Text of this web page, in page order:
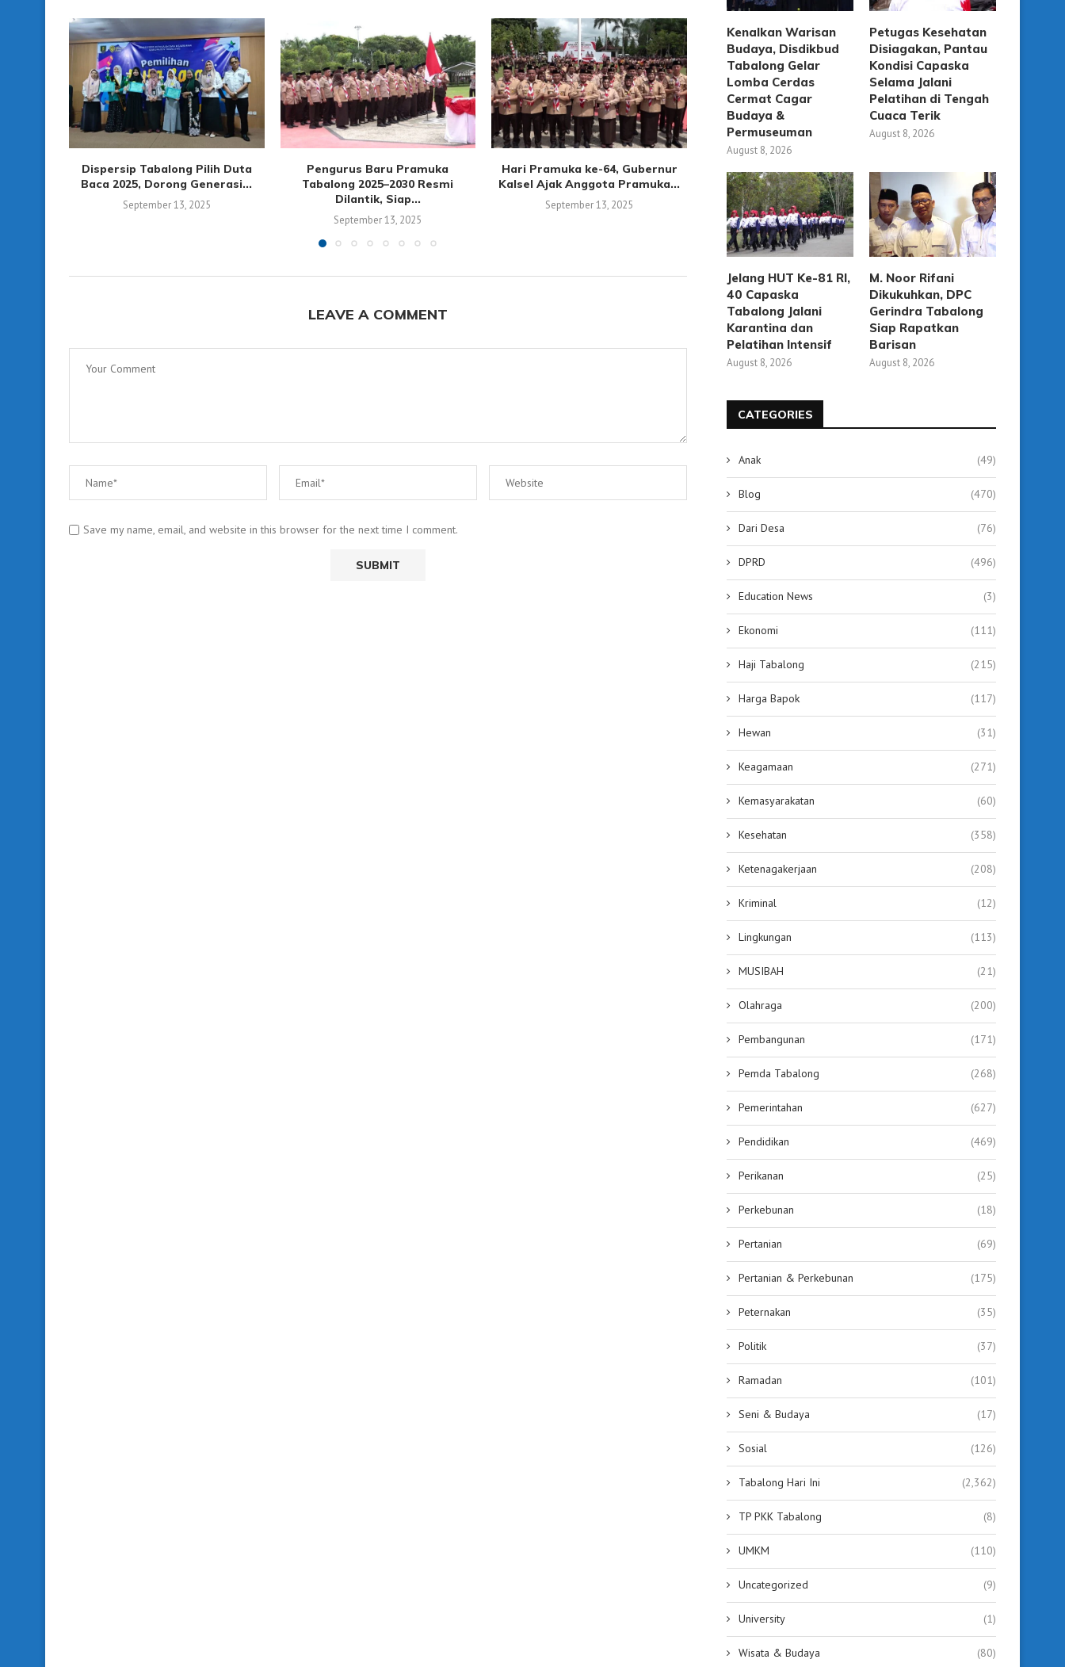
Dispersip Tabalong Pilih Duta
Baca 2025, Dorong Generasi...
September 13, 2025
Pengurus Baru Pramuka
Tabalong 2025–2030 Resmi
Dilantik, Siap...
September 13, 2025
Hari Pramuka ke-64, Gubernur
Kalsel Ajak Anggota Pramuka...
September 13, 2025
KCM Tabalong Diresmikan,
Hadirkan Bioskop Modern
Sekaligus Ruang...
September 12, 2025
Gubernur Kalsel
Bioskop Modern
September 12, 2025
LEAVE A COMMENT
Save my name, email, and website in this browser for the next time I comment.
Kenalkan Warisan
Budaya, Disdikbud
Tabalong Gelar
Lomba Cerdas
Cermat Cagar
Budaya &
Permuseuman
August 8, 2026
Petugas Kesehatan
Disiagakan, Pantau
Kondisi Capaska
Selama Jalani
Pelatihan di Tengah
Cuaca Terik
August 8, 2026
Jelang HUT Ke-81 RI,
40 Capaska
Tabalong Jalani
Karantina dan
Pelatihan Intensif
August 8, 2026
M. Noor Rifani
Dikukuhkan, DPC
Gerindra Tabalong
Siap Rapatkan
Barisan
August 8, 2026
CATEGORIES
Anak (49)
Blog (470)
Dari Desa (76)
DPRD (496)
Education News (3)
Ekonomi (111)
Haji Tabalong (215)
Harga Bapok (117)
Hewan (31)
Keagamaan (271)
Kemasyarakatan (60)
Kesehatan (358)
Ketenagakerjaan (208)
Kriminal (12)
Lingkungan (113)
MUSIBAH (21)
Olahraga (200)
Pembangunan (171)
Pemda Tabalong (268)
Pemerintahan (627)
Pendidikan (469)
Perikanan (25)
Perkebunan (18)
Pertanian (69)
Pertanian & Perkebunan (175)
Peternakan (35)
Politik (37)
Ramadan (101)
Seni & Budaya (17)
Sosial (126)
Tabalong Hari Ini (2,362)
TP PKK Tabalong (8)
UMKM (110)
Uncategorized (9)
University (1)
Wisata & Budaya (80)